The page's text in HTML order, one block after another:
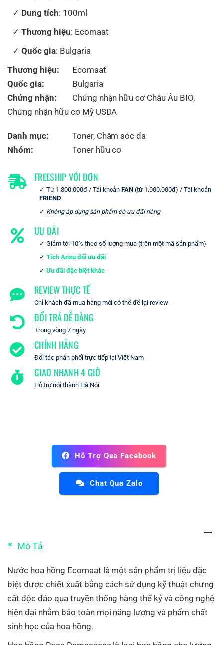
Dung tích: 100ml
Thương hiệu: Ecomaat
Quốc gia: Bulgaria
Thương hiệu:
Ecomaat
Quốc gia:
Bulgaria
Chứng nhận:
Chứng nhận hữu cơ Châu Âu BIO,
Chứng nhận hữu cơ Mỹ USDA
Danh mục: Toner, Chăm sóc da
Nhóm:
Toner hữu cơ
FREESHIP VỚI ĐƠN
Từ 1.800.000đ / Tài khoản FAN (từ 1.000.000đ) / Tài khoản
FRIEND
Không áp dụng sản phẩm có ưu đãi riêng
ƯU ĐÃI
Giảm tới 10% theo số lượng mua (trên một mã sản phẩm)
Tích Anxu đổi ưu đãi
Ưu đãi đặc biệt khác
REVIEW THỰC TẾ
Chỉ khách đã mua hàng mới có thể để lại review
ĐỔI TRẢ DỄ DÀNG
Trong vòng 7 ngày
CHÍNH HÃNG
Đối tác phân phối trực tiếp tại Việt Nam
GIAO NHANH 4 GIỜ
Hỗ trợ nội thành Hà Nội
Hỗ Trợ Qua Facebook
Chat Qua Zalo
Mô Tả
Nước hoa hồng Ecomaat là một sản phẩm trị liệu đặc
biệt được chiết xuất bằng cách sử dụng kỹ thuật chưng
cất độc đáo qua truyền thống hàng thế kỷ và công nghệ
hiện đại nhằm bảo toàn mọi năng lượng và phẩm chất
sinh học của hoa hồng.